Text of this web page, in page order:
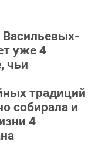
уже 4
чьи
традиций
собирала и
4